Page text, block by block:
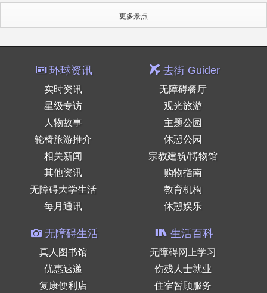
更多景点
环球资讯
实时资讯
星级专访
人物故事
轮椅旅游推介
相关新闻
其他资讯
无障碍大学生活
每月通讯
去街 Guider
无障碍餐厅
观光旅游
主题公园
休憩公园
宗教建筑/博物馆
购物指南
教育机构
休憩娱乐
无障碍生活
真人图书馆
优惠速递
复康便利店
生活百科
无障碍网上学习
伤残人士就业
住宿暂顾服务